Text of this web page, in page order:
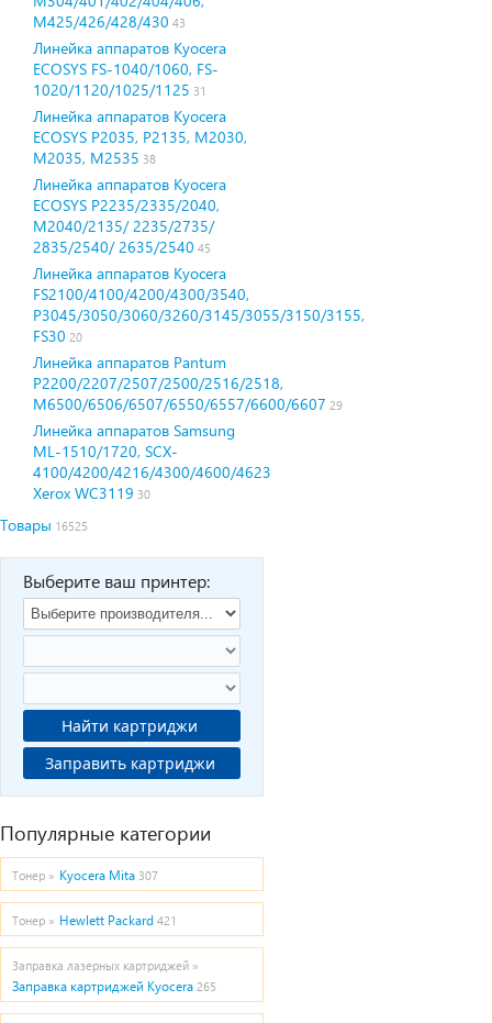
М425/426/428/430 43
Линейка аппаратов Kyocera
ECOSYS FS-1040/1060, FS-
1020/1120/1025/1125 31
Линейка аппаратов Kyocera
ECOSYS P2035, P2135, M2030,
M2035, M2535 38
Линейка аппаратов Kyocera
ECOSYS P2235/2335/2040,
M2040/2135/ 2235/2735/
2835/2540/ 2635/2540 45
Линейка аппаратов Kyocera
FS2100/4100/4200/4300/3540,
P3045/3050/3060/3260/3145/3055/3150/3155,
FS30 20
Линейка аппаратов Pantum
P2200/2207/2507/2500/2516/2518,
M6500/6506/6507/6550/6557/6600/6607 29
Линейка аппаратов Samsung
ML-1510/1720, SCX-
4100/4200/4216/4300/4600/4623
Xerox WC3119 30
Товары 16525
Выберите ваш принтер:
Найти картриджи
Заправить картриджи
Популярные категории
Тонер » Kyocera Mita 307
Тонер » Hewlett Packard 421
Заправка лазерных картриджей »
Заправка картриджей Kyocera 265